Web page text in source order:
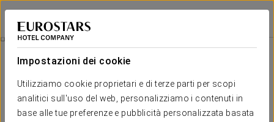
Impostazioni dei cookie
Utilizziamo cookie proprietari e di terze parti per scopi
analitici sull'uso del web, personalizziamo i contenuti in
base alle tue preferenze e pubblicità personalizzata basata
Exe Vienna
VIENNA
Esperienza Comfort